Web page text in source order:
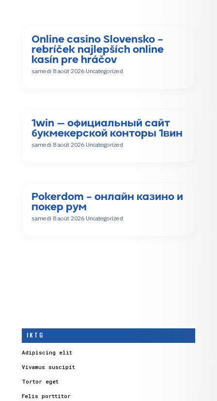
Online casino Slovensko –
rebríček najlepších online
kasín pre hráčov
samedi 8 août 2026 Uncategorized
1win — официальный сайт
букмекерской конторы 1вин
samedi 8 août 2026 Uncategorized
Pokerdom – онлайн казино и
покер рум
samedi 8 août 2026 Uncategorized
I K T G
Adipiscing elit
Vivamus suscipit
Tortor eget
Felis porttitor